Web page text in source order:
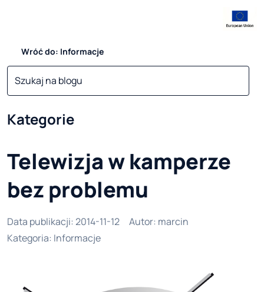
Wróć do: Informacje
Kategorie
Telewizja w kamperze
bez problemu
Data publikacji: 2014-11-12 Autor: marcin
Kategoria: Informacje